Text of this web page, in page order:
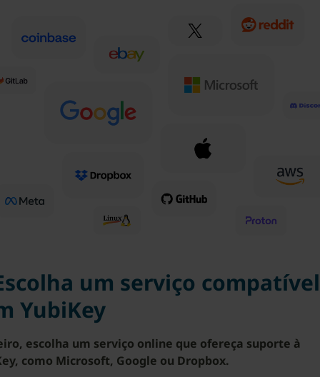
um serviço compatível
YubiKey
escolha um serviço online que ofereça suporte à
como Microsoft, Google ou Dropbox.